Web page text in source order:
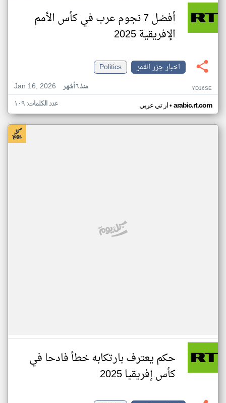
أفضل 7 نجوم عرب في كأس الأمم
الإفريقية 2025
اخبار جزر القمر
Politics
Jan 16, 2026
منذ ٦ أشهر YD16SE
ار تي عربي• arabic.rt.com عدد الكلمات: ١٠٩
حكم يعترف بارتكابه خطأ فادحا في
كأس إفريقيا 2025